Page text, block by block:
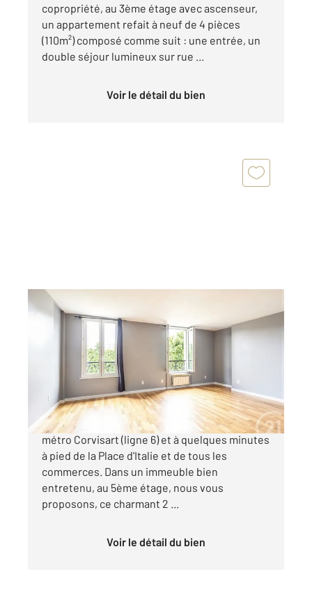
copropriété, au 3ème étage avec ascenseur,
un appartement refait à neuf de 4 pièces
(110m²) composé comme suit : une entrée, un
double séjour lumineux sur rue ...
Voir le détail du bien
PARIS 75013
27,70 m2, 2 pièces
Appartement F2 à vendre
266 000 €
Situé Boulevard Auguste Blanqui, face au
métro Corvisart (ligne 6) et à quelques minutes
à pied de la Place d'Italie et de tous les
commerces. Dans un immeuble bien
entretenu, au 5ème étage, nous vous
proposons, ce charmant 2 ...
Voir le détail du bien